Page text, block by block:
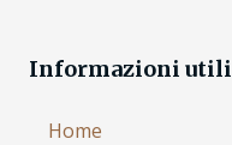
Informazioni utili
Home